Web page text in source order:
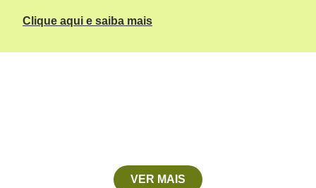
Clique aqui e saiba mais
VER MAIS